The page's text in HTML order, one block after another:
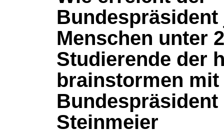
Bundespräsident
Menschen unter
Studierende der
brainstormen mit
Bundespräsident
Steinmeier